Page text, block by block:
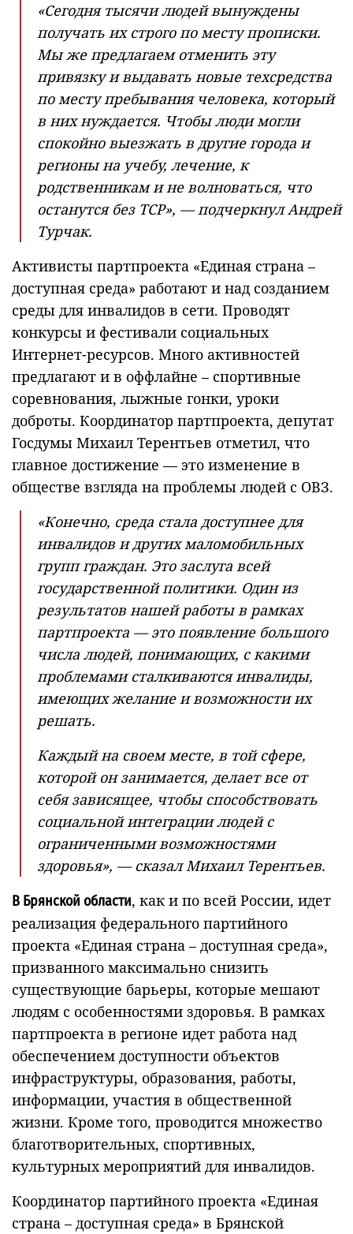
«Сегодня тысячи людей вынуждены
получать их строго по месту прописки.
Мы же предлагаем отменить эту
привязку и выдавать новые техсредства
по месту пребывания человека, который
в них нуждается. Чтобы люди могли
спокойно выезжать в другие города и
регионы на учебу, лечение, к
родственникам и не волноваться, что
останутся без ТСР», — подчеркнул Андрей
Турчак.
Активисты партпроекта «Единая страна –
доступная среда» работают и над созданием
среды для инвалидов в сети. Проводят
конкурсы и фестивали социальных
Интернет-ресурсов. Много активностей
предлагают и в оффлайне – спортивные
соревнования, лыжные гонки, уроки
доброты. Координатор партпроекта, депутат
Госдумы Михаил Терентьев отметил, что
главное достижение — это изменение в
обществе взгляда на проблемы людей с ОВЗ.
«Конечно, среда стала доступнее для
инвалидов и других маломобильных
групп граждан. Это заслуга всей
государственной политики. Один из
результатов нашей работы в рамках
партпроекта — это появление большого
числа людей, понимающих, с какими
проблемами сталкиваются инвалиды,
имеющих желание и возможности их
решать.
Каждый на своем месте, в той сфере,
которой он занимается, делает все от
себя зависящее, чтобы способствовать
социальной интеграции людей с
ограниченными возможностями
здоровья», — сказал Михаил Терентьев.
В Брянской области, как и по всей России, идет
реализация федерального партийного
проекта «Единая страна – доступная среда»,
призванного максимально снизить
существующие барьеры, которые мешают
людям с особенностями здоровья. В рамках
партпроекта в регионе идет работа над
обеспечением доступности объектов
инфраструктуры, образования, работы,
информации, участия в общественной
жизни. Кроме того, проводится множество
благотворительных, спортивных,
культурных мероприятий для инвалидов.
Координатор партийного проекта «Единая
страна – доступная среда» в Брянской